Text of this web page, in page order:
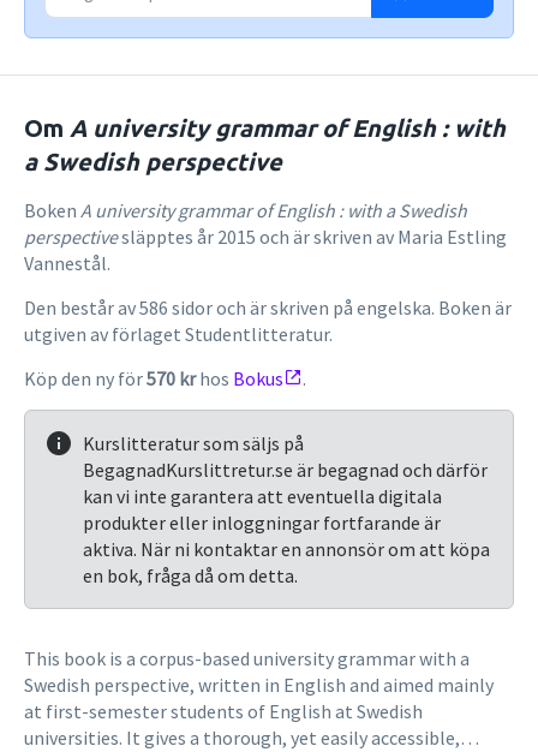
Om A university grammar of English : with
a Swedish perspective
Boken A university grammar of English : with a Swedish
perspectivesläpptes år 2015 och är skriven av Maria Estling
Vannestål.
Den består av 586 sidor och är skriven på engelska. Boken är
utgiven av förlaget Studentlitteratur.
Köp den ny för570 krhos Bokus .
Kurslitteratur som säljs på
BegagnadKurslittretur.se är begagnad och därför
kan vi inte garantera att eventuella digitala
produkter eller inloggningar fortfarande är
aktiva. När ni kontaktar en annonsör om att köpa
en bok, fråga då om detta.
This book is a corpus-based university grammar with a
Swedish perspective, written in English and aimed mainly
at first-semester students of English at Swedish
universities. It gives a thorough, yet easily accessible,